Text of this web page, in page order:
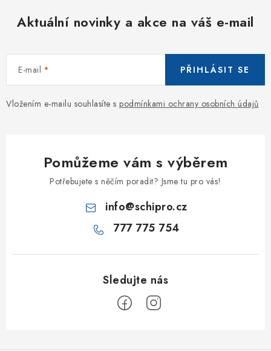
Aktuální novinky a akce na váš e-mail
E-mail
Vložením e-mailu souhlasíte s podmínkami ochrany osobních údajů
PŘIHLÁSIT SE
Pomůžeme vám s výběrem
Potřebujete s něčím poradit? Jsme tu pro vás!
info@schipro.cz
777 775 754